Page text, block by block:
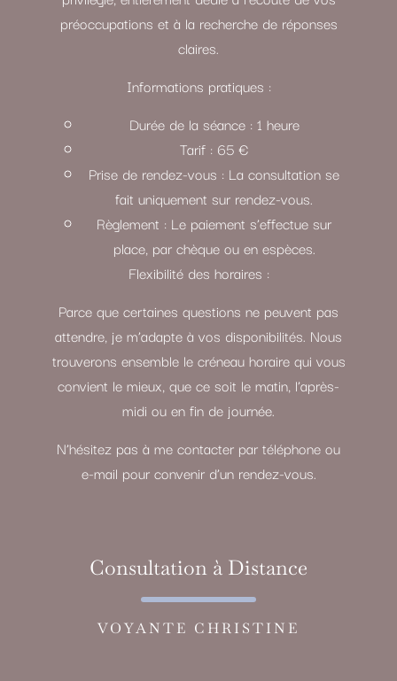
préoccupations et à la recherche de réponses
claires.
Informations pratiques :
Durée de la séance : 1 heure
Tarif : 65 €
Prise de rendez-vous : La consultation se
fait uniquement sur rendez-vous.
Règlement : Le paiement s’effectue sur
place, par chèque ou en espèces.
Flexibilité des horaires :
Parce que certaines questions ne peuvent pas
attendre, je m’adapte à vos disponibilités. Nous
trouverons ensemble le créneau horaire qui vous
convient le mieux, que ce soit le matin, l’après-
midi ou en fin de journée.
N’hésitez pas à me contacter par téléphone ou
e-mail pour convenir d’un rendez-vous.
Consultation à Distance
VOYANTE CHRISTINE